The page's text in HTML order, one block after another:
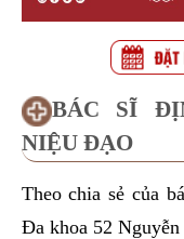
BÁC SĨ
NIỆU ĐẠO
Theo chia sẻ của
Đa khoa 52